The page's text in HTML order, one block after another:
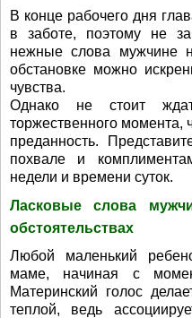
В конце рабочего дня
в заботе, поэтому не
нежные слова мужчине
обстановке можно
чувства.
Однако не стоит
торжественного момента,
преданность.
похвале и
недели и времени суток.
Ласковые слова
обстоятельствах
Любой маленький
маме, начиная с
Материнский голос
теплой, ведь